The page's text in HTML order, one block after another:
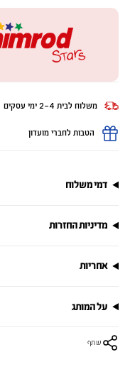
משלוח לבית 2-4 ימי עסקים
הטבות לחברי מועדון
דמי משלוח
מדיניות החזרות
אחריות
על המותג
שתף